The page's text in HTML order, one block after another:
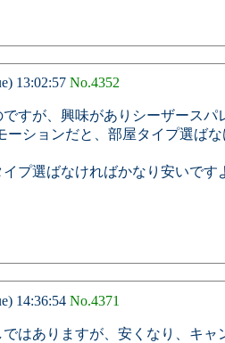
13:02:57 No.4352
すが、興味がありシーザースパ
ションだと、部屋タイプ選ば
プ選ばなければかなり安いです
14:36:54 No.4371
はありますが、安くなり、キャ